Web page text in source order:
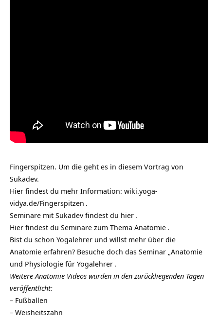
Fingerspitzen. Um die geht es in diesem Vortrag von
Sukadev.
Hier findest du mehr Information: wiki.yoga-
vidya.de/Fingerspitzen .
Seminare mit Sukadev findest du hier .
Hier findest du Seminare zum Thema Anatomie .
Bist du schon Yogalehrer und willst mehr über die
Anatomie erfahren? Besuche doch das Seminar „Anatomie
und Physiologie für Yogalehrer .
Weitere Anatomie Videos wurden in den zurückliegenden Tagen
veröffentlicht:
– Fußballen
– Weisheitszahn